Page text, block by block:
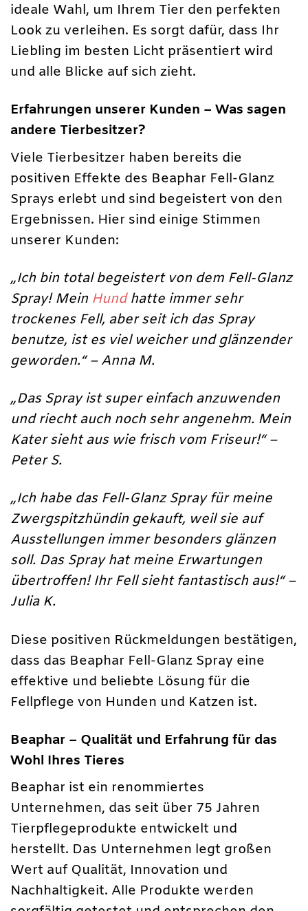
ideale Wahl, um Ihrem Tier den perfekten
Look zu verleihen. Es sorgt dafür, dass Ihr
Liebling im besten Licht präsentiert wird
und alle Blicke auf sich zieht.
Erfahrungen unserer Kunden – Was sagen
andere Tierbesitzer?
Viele Tierbesitzer haben bereits die
positiven Effekte des Beaphar Fell-Glanz
Sprays erlebt und sind begeistert von den
Ergebnissen. Hier sind einige Stimmen
unserer Kunden:
„Ich bin total begeistert von dem Fell-Glanz
Spray! Mein Hundhatte immer sehr
trockenes Fell, aber seit ich das Spray
benutze, ist es viel weicher und glänzender
geworden.“ – Anna M.
„Das Spray ist super einfach anzuwenden
und riecht auch noch sehr angenehm. Mein
Kater sieht aus wie frisch vom Friseur!“ –
Peter S.
„Ich habe das Fell-Glanz Spray für meine
Zwergspitzhündin gekauft, weil sie auf
Ausstellungen immer besonders glänzen
soll. Das Spray hat meine Erwartungen
übertroffen! Ihr Fell sieht fantastisch aus!“ –
Julia K.
Diese positiven Rückmeldungen bestätigen,
dass das Beaphar Fell-Glanz Spray eine
effektive und beliebte Lösung für die
Fellpflege von Hunden und Katzen ist.
Beaphar – Qualität und Erfahrung für das
Wohl Ihres Tieres
Beaphar ist ein renommiertes
Unternehmen, das seit über 75 Jahren
Tierpflegeprodukte entwickelt und
herstellt. Das Unternehmen legt großen
Wert auf Qualität, Innovation und
Nachhaltigkeit. Alle Produkte werden